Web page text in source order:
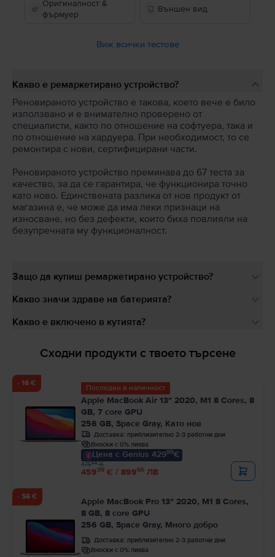
Оригиналност &
фърмуер
Външен вид
Виж всички тестове
Какво е ремаркетирано устройство?
Реновираното устройство е такова, което вече е било
използвано и е внимателно проверено от
специалисти, както по отношение на софтуера, така и
по отношение на хардуера. При необходимост, то се
ремонтира с нови, сертифицирани части.
Реновираното устройство преминава до 67 теста за
качество, за да се гарантира, че функционира точно
като ново. Единствената разлика от нов продукт от
магазина е, че може да има леки признаци на
износване, но без дефекти, които биха повлияли на
безупречната му функционалност.
Защо да купиш ремаркетирано устройство?
Какво значи здраве на батерията?
Какво е включено в кутията?
Сходни продукти с твоето търсене
- 16 €
Последен в наличност
Apple MacBook Air 13″ 2020, M1 8 Cores, 8
GB, 7 core GPU
256 GB, Space Gray, Като нов
Доставка: приблизително 2-3 работни дни
Вноски с 0% лихва
Цена с Genius 42999€
45999 € / 89966 ЛВ
47599€
- 56 €
Apple MacBook Pro 13″ 2020, M1 8 Cores,
8 GB, 8 core GPU
256 GB, Space Gray, Много добро
Доставка: приблизително 2-3 работни дни
Вноски с 0% лихва